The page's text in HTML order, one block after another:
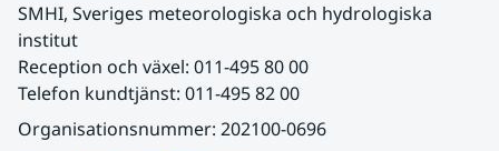
SMHI, Sveriges meteorologiska och hydrologiska
institut
Reception och växel: 011-495 80 00
Telefon kundtjänst: 011-495 82 00
Organisationsnummer: 202100-0696